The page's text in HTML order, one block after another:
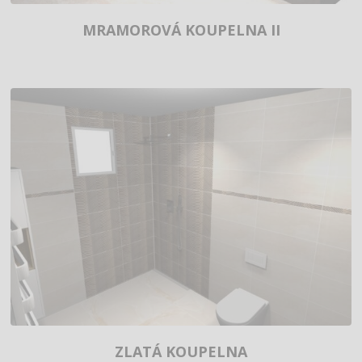
MRAMOROVÁ KOUPELNA II
ZLATÁ KOUPELNA